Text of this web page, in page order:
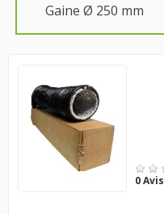
Gaine Ø 250 mm
0 Avis